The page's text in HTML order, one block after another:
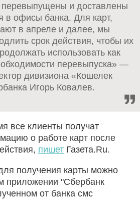
и доставлены
в офисы банка. Для карт,
в апреле и далее, мы
срок действия, чтобы их
использовать как
перевыпуска» —
дивизиона «Кошелек
Игорь Ковалев.
все клиенты получат
о работе карт после
пишет Газета.Ru.
получения карты можно
приложении "Сбербанк
от банка смс